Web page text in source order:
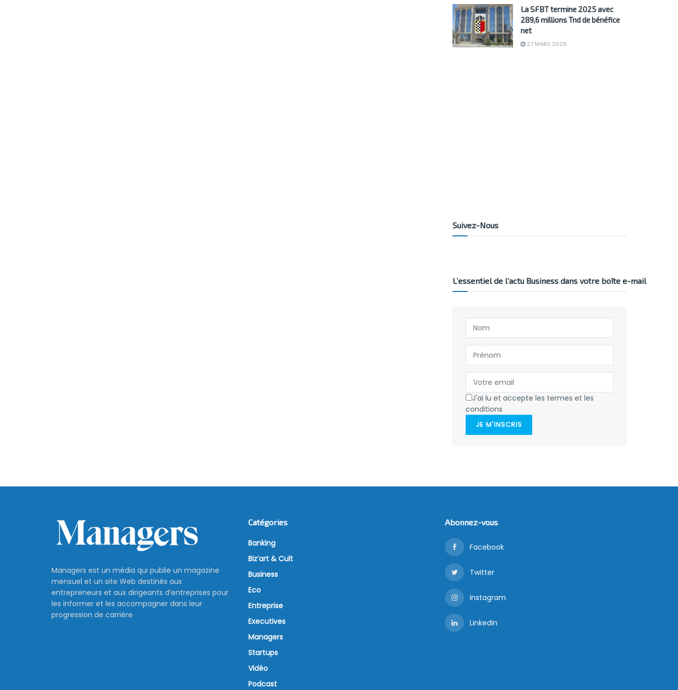
La SFBT termine 2025 avec
289,6 millions Tnd de bénéfice
net
27 MARS 2026
Suivez-Nous
L’essentiel de l’actu Business dans votre boîte e-mail
J'ai lu et accepte les termes et les
conditions
JE M'INSCRIS
Managers est un média qui publie un magazine
mensuel et un site Web destinés aux
entrepreneurs et aux dirigeants d’entreprises pour
les informer et les accompagner dans leur
progression de carrière
Catégories
Banking
Biz’art & Cult
Business
Eco
Entreprise
Executives
Managers
Startups
Vidéo
Podcast
Abonnez-vous
Facebook
Twitter
Instagram
LinkedIn